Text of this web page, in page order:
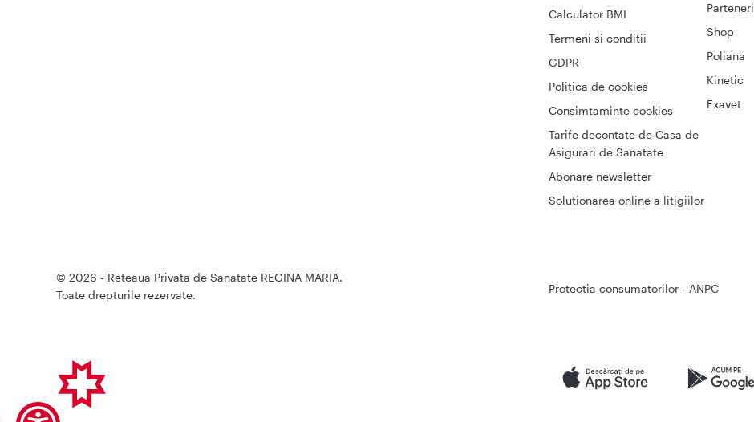
Calculator BMI
Termeni si conditii
GDPR
Politica de cookies
Consimtaminte cookies
Tarife decontate de Casa de
Asigurari de Sanatate
Abonare newsletter
Solutionarea online a litigiilor
Parteneri
Shop
Poliana
Kinetic
Exavet
Protectia consumatorilor - ANPC
© 2026 - Reteaua Privata de Sanatate REGINA MARIA.
Toate drepturile rezervate.